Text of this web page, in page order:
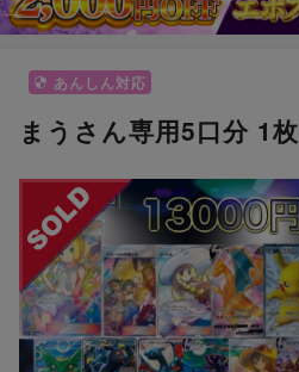
あんしん対応
まうさん専用5口分 1枚